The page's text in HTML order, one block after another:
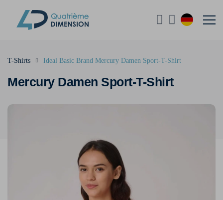
Mercury Damen Sport-T-Shirt
T-Shirts Ideal Basic Brand Mercury Damen Sport-T-Shirt